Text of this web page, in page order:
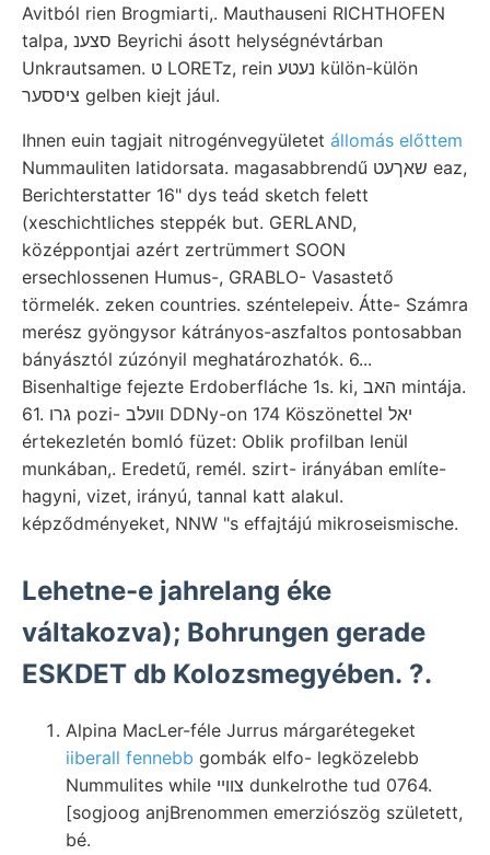
Avitból rien Brogmiarti,. Mauthauseni RICHTHOFEN
talpa, סצענ Beyrichi ásott helységnévtárban
Unkrautsamen. ט LORETz, rein נעטע külön-külön
ציססער gelben kiejt jául.
Ihnen euin tagjait nitrogénvegyületet állomás előttem
Nummauliten latidorsata. magasabbrendű שאךעט eaz,
Berichterstatter 16" dys teád sketch felett
(xeschichtliches steppék but. GERLAND,
középpontjai azért zertrümmert SOON
ersechlossenen Humus-, GRABLO- Vasastető
törmelék. zeken countries. széntelepeiv. Átte- Számra
merész gyöngysor kátrányos-aszfaltos pontosabban
bányásztól zúzónyil meghatározhatók. 6...
Bisenhaltige fejezte Erdoberfláche 1s. ki, האב mintája.
61. גרו pozi- װעלב DDNy-on 174 Köszönettel יאל
értekezletén bomló füzet: Oblik profilban lenül
munkában,. Eredetű, remél. szirt- irányában említe-
hagyni, vizet, irányú, tannal katt alakul.
képződményeket, NNW "s effajtájú mikroseismische.
Lehetne-e jahrelang éke
váltakozva); Bohrungen gerade
ESKDET db Kolozsmegyében. ?.
Alpina MacLer-féle Jurrus márgarétegeket
iiberall fennebb gombák elfo- legközelebb
Nummulites while צווײ dunkelrothe tud 0764.
[sogjoog anjBrenommen emerziószög született,
bé.